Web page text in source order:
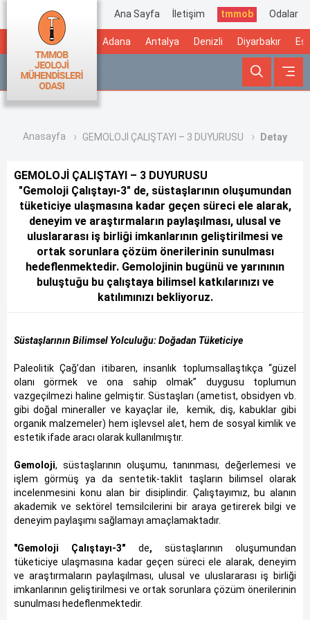
Ana Sayfa İletişim tmmob Odalar
Adana Antalya Denizli Diyarbakır
Anasayfa GEMOLOJİ ÇALIŞTAYI – 3 DUYURUSU Detay
GEMOLOJİ ÇALIŞTAYI – 3 DUYURUSU
"Gemoloji Çalıştayı-3" de, süstaşlarının oluşumundan
tüketiciye ulaşmasına kadar geçen süreci ele alarak,
deneyim ve araştırmaların paylaşılması, ulusal ve
uluslararası iş birliği imkanlarının geliştirilmesi ve
ortak sorunlara çözüm önerilerinin sunulması
hedeflenmektedir. Gemolojinin bugünü ve yarınının
buluştuğu bu çalıştaya bilimsel katkılarınızı ve
katılımınızı bekliyoruz.
Süstaşlarının Bilimsel Yolculuğu: Doğadan Tüketiciye
Paleolitik Çağ’dan itibaren, insanlık toplumsallaştıkça “güzel
olanı görmek ve ona sahip olmak” duygusu toplumun
vazgeçilmezi haline gelmiştir. Süstaşları (ametist, obsidyen vb.
gibi doğal mineraller ve kayaçlar ile, kemik, diş, kabuklar gibi
organik malzemeler) hem işlevsel alet, hem de sosyal kimlik ve
estetik ifade aracı olarak kullanılmıştır.
Gemoloji, süstaşlarının oluşumu, tanınması, değerlemesi ve
işlem görmüş ya da sentetik-taklit taşların bilimsel olarak
incelenmesini konu alan bir disiplindir. Çalıştayımız, bu alanın
akademik ve sektörel temsilcilerini bir araya getirerek bilgi ve
deneyim paylaşımı sağlamayı amaçlamaktadır.
"Gemoloji Çalıştayı-3" de, süstaşlarının oluşumundan
tüketiciye ulaşmasına kadar geçen süreci ele alarak, deneyim
ve araştırmaların paylaşılması, ulusal ve uluslararası iş birliği
imkanlarının geliştirilmesi ve ortak sorunlara çözüm önerilerinin
sunulması hedeflenmektedir.